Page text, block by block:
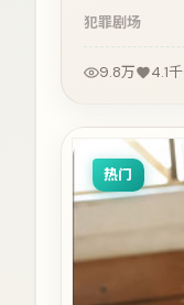
犯罪剧场
9.8万 4.1千
热门